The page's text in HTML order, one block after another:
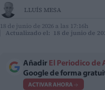
LLUÍS MESA
18 de junio de 2026 a las 17:16h
Actualizado el: 18 de junio de
Añadir El Periodico de
Google de forma
ACTIVAR AHORA